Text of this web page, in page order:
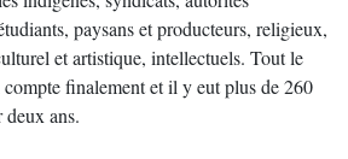
paysans et producteurs, religieux,
et artistique, intellectuels. Tout le
finalement et il y eut plus de 260
deux ans.